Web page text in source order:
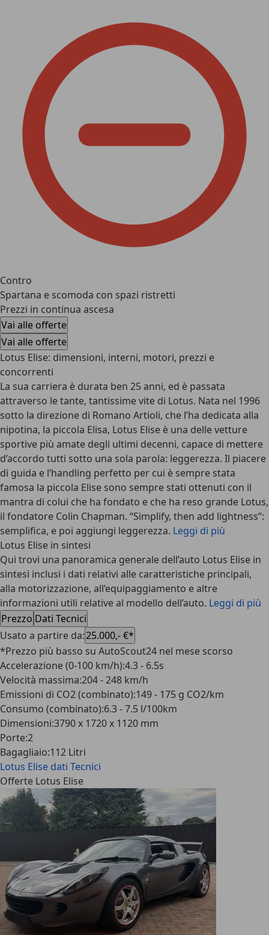
Contro
Spartana e scomoda con spazi ristretti
Prezzi in continua ascesa
Vai alle offerte
Vai alle offerte
Lotus Elise: dimensioni, interni, motori, prezzi e
concorrenti
La sua carriera è durata ben 25 anni, ed è passata
attraverso le tante, tantissime vite di Lotus. Nata nel 1996
sotto la direzione di Romano Artioli, che l’ha dedicata alla
nipotina, la piccola Elisa, Lotus Elise è una delle vetture
sportive più amate degli ultimi decenni, capace di mettere
d’accordo tutti sotto una sola parola: leggerezza. Il piacere
di guida e l’handling perfetto per cui è sempre stata
famosa la piccola Elise sono sempre stati ottenuti con il
mantra di colui che ha fondato e che ha reso grande Lotus,
il fondatore Colin Chapman. “Simplify, then add lightness”:
semplifica, e poi aggiungi leggerezza. Leggi di più
Lotus Elise in sintesi
Qui trovi una panoramica generale dell’auto Lotus Elise in
sintesi inclusi i dati relativi alle caratteristiche principali,
alla motorizzazione, all’equipaggiamento e altre
informazioni utili relative al modello dell’auto. Leggi di più
Prezzo Dati Tecnici
Usato a partire da:25.000,- €*
*Prezzo più basso su AutoScout24 nel mese scorso
Accelerazione (0-100 km/h):4.3 - 6.5s
Velocità massima:204 - 248 km/h
Emissioni di CO2 (combinato):149 - 175 g CO2/km
Consumo (combinato):6.3 - 7.5 l/100km
Dimensioni:3790 x 1720 x 1120 mm
Porte:2
Bagagliaio:112 Litri
Lotus Elise dati Tecnici
Offerte Lotus Elise